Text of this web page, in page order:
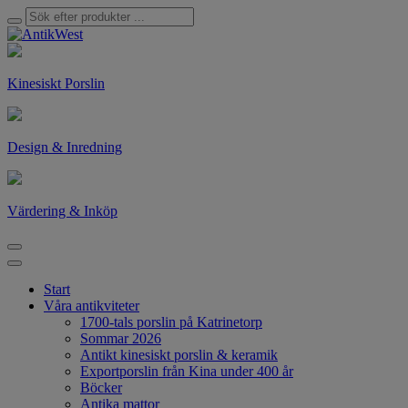
Kinesiskt Porslin
Design & Inredning
Värdering & Inköp
Start
Våra antikviteter
1700-tals porslin på Katrinetorp
Sommar 2026
Antikt kinesiskt porslin & keramik
Exportporslin från Kina under 400 år
Böcker
Antika mattor